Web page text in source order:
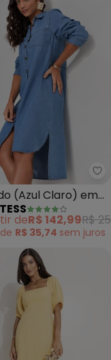
(Jeans
Claro) em
Leve
deR$ 142,99R$
de R$ 35,74 sem juros